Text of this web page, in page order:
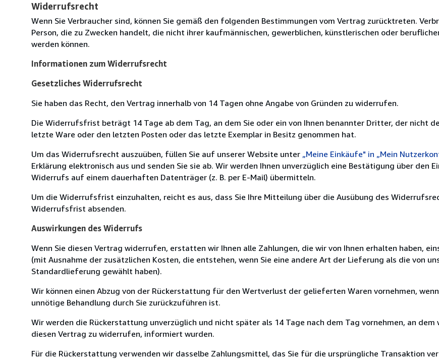
Widerrufsrecht
Wenn Sie Verbraucher sind, können Sie gemäß den folgenden Bestimmungen vom Vertrag zurücktreten.
Person, die zu Zwecken handelt, die nicht ihrer kaufmännischen, gewerblichen, künstlerischen oder
werden können.
Informationen zum Widerrufsrecht
Gesetzliches Widerrufsrecht
Sie haben das Recht, den Vertrag innerhalb von 14 Tagen ohne Angabe von Gründen zu widerrufen.
Die Widerrufsfrist beträgt 14 Tage ab dem Tag, an dem Sie oder ein von Ihnen benannter Dritter, der nicht
letzte Ware oder den letzten Posten oder das letzte Exemplar in Besitz genommen hat.
Um das Widerrufsrecht auszuüben, füllen Sie auf unserer Website unter „Meine Einkäufe" in „Mein
Erklärung elektronisch aus und senden Sie sie ab. Wir werden Ihnen unverzüglich eine Bestätigung über den
Widerrufs auf einem dauerhaften Datenträger (z. B. per E-Mail) übermitteln.
Um die Widerrufsfrist einzuhalten, reicht es aus, dass Sie Ihre Mitteilung über die Ausübung des
Widerrufsfrist absenden.
Auswirkungen des Widerrufs
Wenn Sie diesen Vertrag widerrufen, erstatten wir Ihnen alle Zahlungen, die wir von Ihnen erhalten haben,
(mit Ausnahme der zusätzlichen Kosten, die entstehen, wenn Sie eine andere Art der Lieferung als die von
Standardlieferung gewählt haben).
Wir können einen Abzug von der Rückerstattung für den Wertverlust der gelieferten Waren vornehmen,
unnötige Behandlung durch Sie zurückzuführen ist.
Wir werden die Rückerstattung unverzüglich und nicht später als 14 Tage nach dem Tag vornehmen, an dem
diesen Vertrag zu widerrufen, informiert wurden.
Für die Rückerstattung verwenden wir dasselbe Zahlungsmittel, das Sie für die ursprüngliche Transaktion